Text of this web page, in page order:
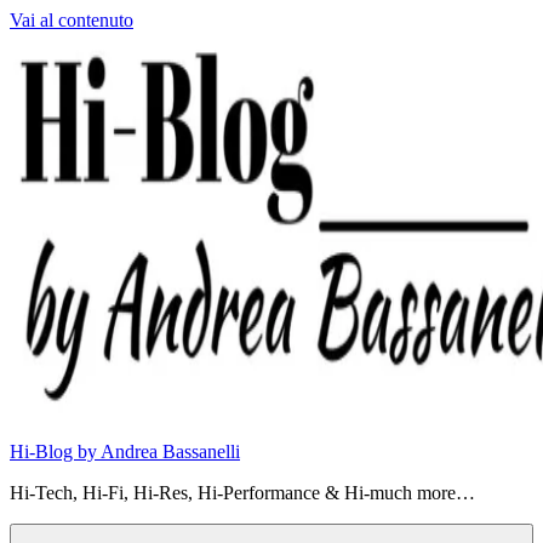
Vai al contenuto
Hi-Blog by Andrea Bassanelli
Hi-Tech, Hi-Fi, Hi-Res, Hi-Performance & Hi-much more…